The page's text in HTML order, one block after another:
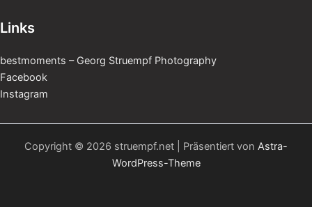
Links
bestmoments – Georg Struempf Photography
Facebook
Instagram
Copyright © 2026 struempf.net | Präsentiert von Astra-
WordPress-Theme